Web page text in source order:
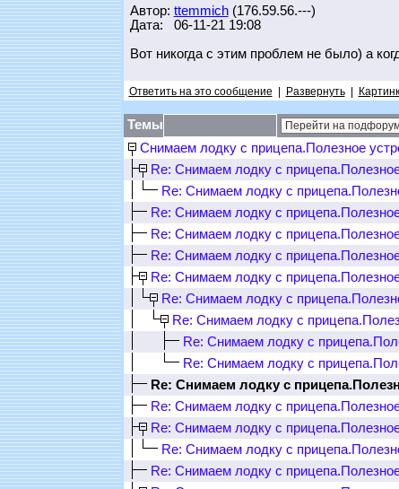
Автор: ttemmich(176.59.56.---)
Дата: 06-11-21 19:08
Вот никогда с этим проблем не было) а
Ответить на это сообщение Развернуть|
Темы
Снимаем лодку с прицепа.Полезное
Re: Снимаем лодку с
Re: Снимаем лодку с
Re: Снимаем лодку с
Re: Снимаем лодку с
Re: Снимаем лодку с
Re: Снимаем лодку с
Re: Снимаем лодку с
Re: Снимаем лодку с
Re: Снимаем лодку с
Re: Снимаем лодку с
Re: Снимаем лодку с
Re: Снимаем лодку с
Re: Снимаем лодку с
Re: Снимаем лодку с
Re: Снимаем лодку с